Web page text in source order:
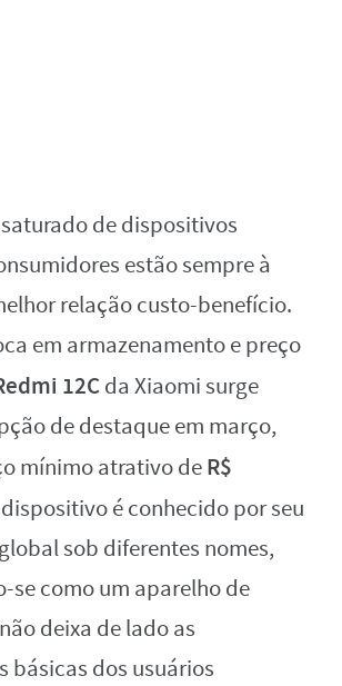
de dispositivos
estão sempre à
relação custo-benefício.
em armazenamento e preço
12Cda Xiaomi surge
de destaque em março,
mínimo atrativo deR$
dispositivo é conhecido por seu
sob diferentes nomes,
se como um aparelho de
deixa de lado as
básicas dos usuários